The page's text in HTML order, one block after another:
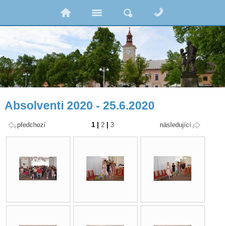
Absolventi 2020 - 25.6.2020
předchozí 1 2 3 následující